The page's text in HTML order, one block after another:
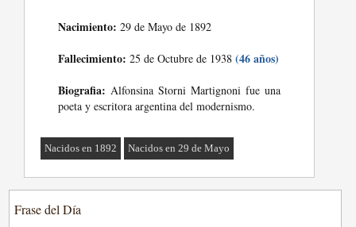
Nacimiento: 29 de Mayo de 1892
Fallecimiento: 25 de Octubre de 1938(46 años)
Biografia: Alfonsina Storni Martignoni fue una
poeta y escritora argentina del modernismo.
Nacidos en 1892 Nacidos en 29 de Mayo
Frase del Día